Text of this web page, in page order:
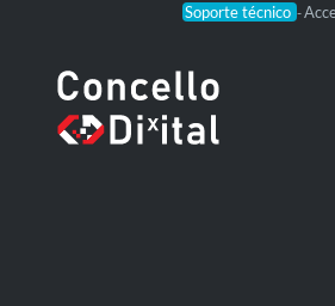
Soporte técnico -